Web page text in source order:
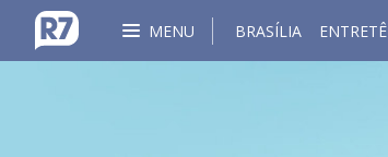
MENU BRASÍLIA ENTRETÊ